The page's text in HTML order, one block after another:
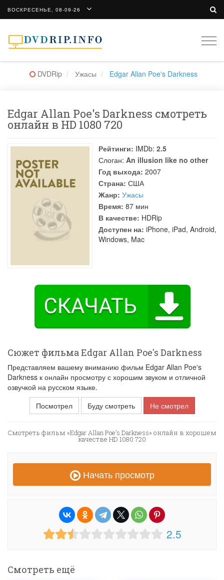
ВОСКРЕСЕНЬЕ, 08-09-26
DVDRip Ужасы Edgar Allan Poe's Darkness
Edgar Allan Poe's Darkness смотреть
онлайн в HD 1080 720
Рейтинги: IMDb: 2.5
Слоган: An illusion like no other
Год выхода: 2007
Страна: США
Жанр: Ужасы
Время: 87 мин
В качестве: HDRip
Доступен на: iPhone, iPad, Android,
Windows, Mac
Сюжет фильма Edgar Allan Poe's Darkness
Представляем вашему вниманию фильм Edgar Allan Poe's
Darkness к онлайн просмотру с хорошим звуком и отличной
озвучкой на русском языке.
Посмотрел
Буду смотреть Не смотрел
Смотреть фильм «Edgar Allan Poe's Darkness» онлайн в хорошем
качестве HD 1080 720
Начать просмотр
2.5
Смотреть ещё